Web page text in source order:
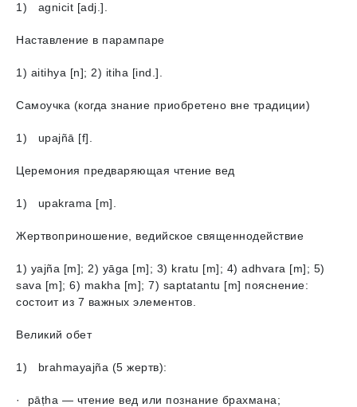
1) agnicit [adj.].
Наставление в парампаре
1) aitihya [n]; 2) itiha [ind.].
Самоучка (когда знание приобретено вне традиции)
1) upajñā [f].
Церемония предваряющая чтение вед
1) upakrama [m].
Жертвоприношение, ведийское священнодействие
1) yajña [m]; 2) yāga [m]; 3) kratu [m]; 4) adhvara [m]; 5)
savа [m]; 6) makha [m]; 7) saptatantu [m] пояснение:
состоит из 7 важных элементов.
Великий обет
1) brahmayajñа (5 жертв):
· pāṭha — чтение вед или познание брахмана;